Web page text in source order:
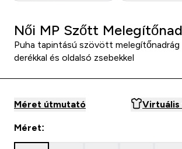
Női MP Szőtt
Puha tapintású szövött melegítőnadrág
derékkal és oldalsó zsebekkel
Méret útmutató Virtuális
Méret: